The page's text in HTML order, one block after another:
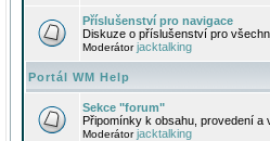
Příslušenství pro navigace
Diskuze o příslušenství pro
Moderátorjacktalking
Portál WM Help
Sekce "forum"
Připomínky k obsahu, provedení a
Moderátorjacktalking